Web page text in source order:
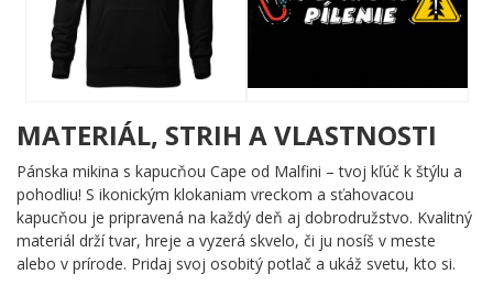
zasadí do správneho kontextu: ide o prácu, ktorá nie je pre
slaboduchých. Celý vizuál je čistý, výrazný a okamžite
zrozumiteľný každému, kto pozná vôňu čerstvo rezaného dreva.
Komu urobí radosť?
gravitácii
💪 Lesným robotníkom a drevorubačom s reťazovkou v
ruke
🎯 Každému, kto miluje prácu v lese a neberie sa príliš
vážne
MATERIÁL, STRIH A VLASTNOSTI
Pánska mikina s kapucňou Cape od Malfini – tvoj kľúč k štýlu a
pohodliu! S ikonickým klokaniam vreckom a sťahovacou
kapucňou je pripravená na každý deň aj dobrodružstvo. Kvalitný
materiál drží tvar, hreje a vyzerá skvelo, či ju nosíš v meste
alebo v prírode. Pridaj svoj osobitý potlač a ukáž svetu, kto si.